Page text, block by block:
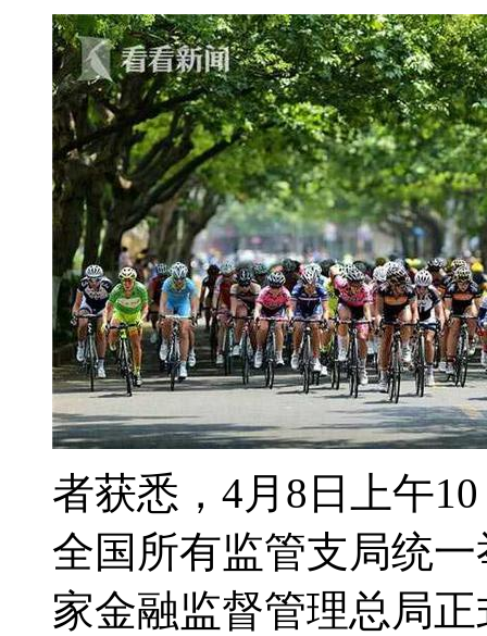
者获悉，4月8日上午
全国所有监管支局统
家金融监督管理总局